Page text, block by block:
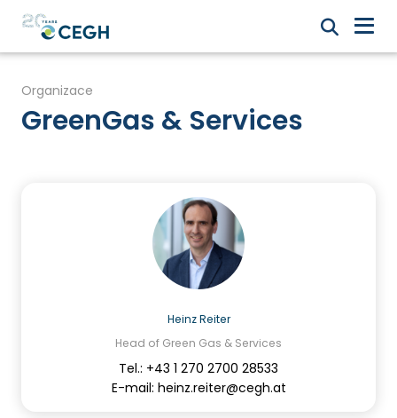
Organizace
GreenGas & Services
Heinz Reiter
Head of Green Gas & Services
Tel.: +43 1 270 2700 28533
E-mail: heinz.reiter@cegh.at